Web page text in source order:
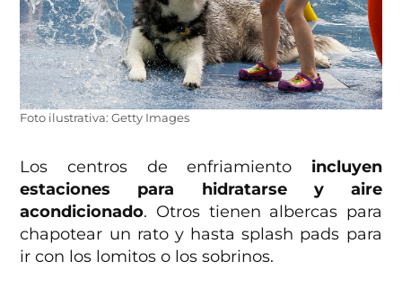
Foto ilustrativa: Getty Images
Los centros de enfriamiento incluyen
estaciones para hidratarse y aire
acondicionado. Otros tienen albercas para
chapotear un rato y hasta splash pads para
ir con los lomitos o los sobrinos.